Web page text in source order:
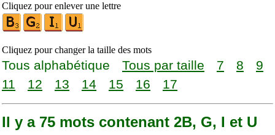
Cliquez pour enlever une lettre
Cliquez pour changer la taille des mots
Tous alphabétique Tous par taille 7 8
9
11
12 13 14 15 16 17
Il y a 75 mots contenant 2B, G, I et U